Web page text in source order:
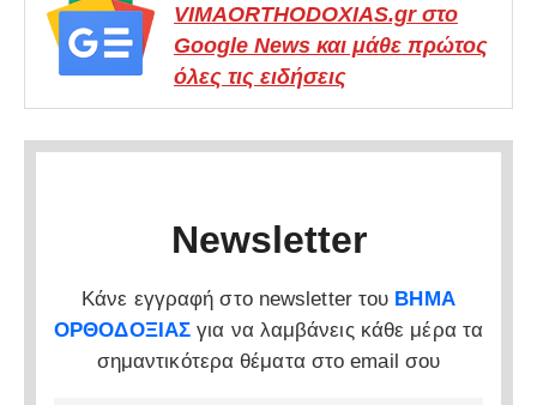
VIMAORTHODOXIAS.gr στο
Google News και μάθε πρώτος
όλες τις ειδήσεις
Newsletter
Κάνε εγγραφή στο newsletter του ΒΗΜΑ
ΟΡΘΟΔΟΞΙΑΣ για να λαμβάνεις κάθε μέρα τα
σημαντικότερα θέματα στο email σου